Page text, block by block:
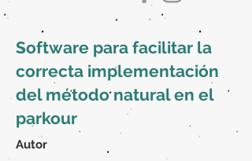
Software para facilitar la
correcta implementación
del método natural en el
parkour
Autor